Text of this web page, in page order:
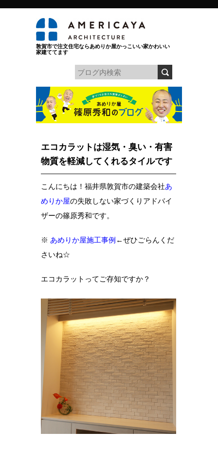
敦賀市で注文住宅ならあめりか屋かっこいい家かわいい
家建ててます
エコカラットは湿気・臭い・有害
物質を軽減してくれるタイルです
こんにちは！福井県敦賀市の建築会社あ
めりか屋の失敗しない家づくりアドバイ
ザーの篠原秀和です。
※ あめりか屋施工事例 ←ぜひごらんくだ
さいね☆
エコカラットってご存知ですか？